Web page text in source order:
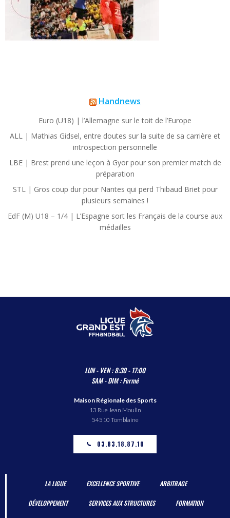
Handnews
Euro (U18) | l’Allemagne sur le toit de l’Europe
ALL | Mathias Gidsel, entre doutes sur la suite de sa carrière et
introspection personnelle
LBE | Brest prend une leçon à Gyor pour son premier match de
préparation
STL | Gros coup dur pour Nantes qui perd Thibaud Briet pour
plusieurs semaines !
EdF (M) U18 – 1/4 | L’Espagne sort les Français de la course aux
médailles
LUN - VEN : 8:30 - 17:00
SAM - DIM : Fermé
Maison Régionale des Sports
13 Rue Jean Moulin
54510 Tomblaine
03.83.18.87.10
LA LIGUE EXCELLENCE SPORTIVE ARBITRAGE
DÉVELOPPEMENT SERVICES AUX STRUCTURES FORMATION